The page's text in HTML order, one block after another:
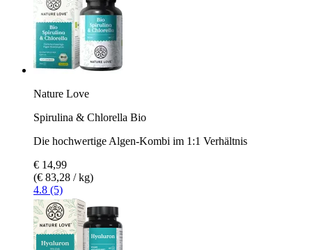
Nature Love
Spirulina & Chlorella Bio
Die hochwertige Algen-Kombi im 1:1 Verhältnis
€ 14,99
(€ 83,28 / kg)
4.8 (5)